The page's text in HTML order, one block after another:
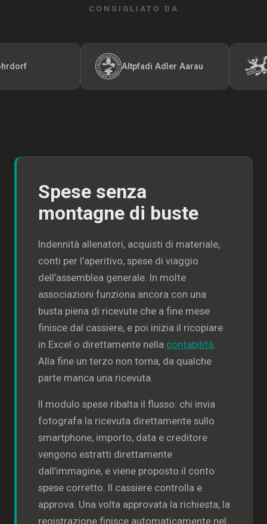
CONSIGLIATO DA
Altpfadi Adler Aarau
Spese senza
montagne di buste
Indennità allenatori, acquisti di materiale,
conti per l’aperitivo, spese di viaggio
dell’assemblea generale. In molte
associazioni funziona ancora con una
busta piena di ricevute che a fine mese
finisce dal cassiere, e poi inizia il ricopiare
in Excel o direttamente nella contabilità.
Alla fine un terzo non torna, da qualche
parte manca una ricevuta.
Il modulo spese ribalta il flusso: chi invia
fotografa la ricevuta direttamente sullo
smartphone, importo, data e creditore
vengono estratti direttamente
dall’immagine, e viene proposto il conto
spese corretto. Il cassiere controlla e
approva. Una volta approvata la richiesta, la
registrazione finisce automaticamente nel